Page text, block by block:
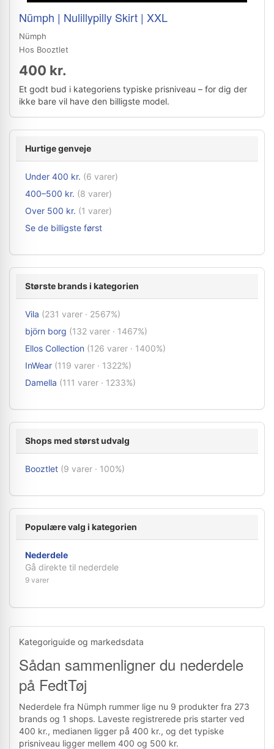
Nümph | Nulillypilly Skirt | XXL
Nümph
Hos Booztlet
400 kr.
Et godt bud i kategoriens typiske prisniveau – for dig der
ikke bare vil have den billigste model.
Hurtige genveje
Under 400 kr. (6 varer)
400–500 kr. (8 varer)
Over 500 kr. (1 varer)
Se de billigste først
Største brands i kategorien
Vila (231 varer · 2567%)
björn borg (132 varer · 1467%)
Ellos Collection (126 varer · 1400%)
InWear (119 varer · 1322%)
Damella (111 varer · 1233%)
Shops med størst udvalg
Booztlet (9 varer · 100%)
Populære valg i kategorien
Nederdele
Gå direkte til nederdele
9 varer
Kategoriguide og markedsdata
Sådan sammenligner du nederdele
på FedtTøj
Nederdele fra Nümph rummer lige nu 9 produkter fra 273
brands og 1 shops. Laveste registrerede pris starter ved
400 kr., medianen ligger på 400 kr., og det typiske
prisniveau ligger mellem 400 og 500 kr.